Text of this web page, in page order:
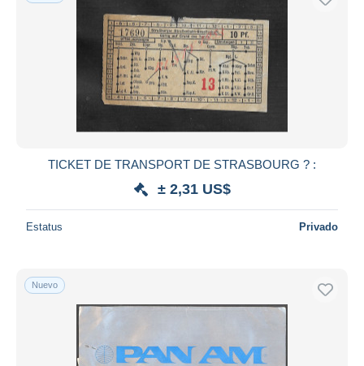
TICKET DE TRANSPORT DE STRASBOURG ? :
± 2,31 US$
Estatus Privado
Nuevo